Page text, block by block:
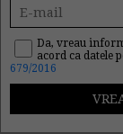
zilelor
Da, vreau
acord ca datele
679/2016